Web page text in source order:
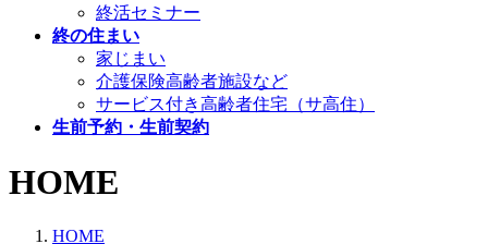
終活セミナー
終の住まい
家じまい
介護保険高齢者施設など
サービス付き高齢者住宅（サ高住）
生前予約・生前契約
HOME
HOME